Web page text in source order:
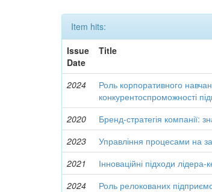
Item hits:
Issue
Date
Title
2024
Роль корпоративного
конкурентоспроможності
2020 Бренд-стратегія компанії:
2023
Управління процесами на
2021
Інноваційні підходи
2024
Роль релокованих